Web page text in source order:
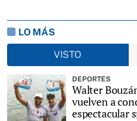
LO MÁS
VISTO
DEPORTES
Walter
vuelven a
espectacular